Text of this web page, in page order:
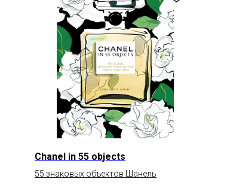
Chanel in 55 objects
55 знаковых объектов Шанель